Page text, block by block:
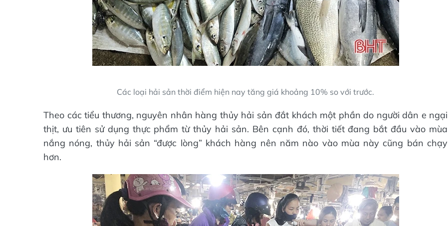
Các loại hải sản thời điểm hiện nay tăng giá khoảng 10% so với trước.
Theo các tiểu thương, nguyên nhân hàng thủy hải sản đắt khách một phần do người dân e ngại
thịt, ưu tiên sử dụng thực phẩm từ thủy hải sản. Bên cạnh đó, thời tiết đang bắt đầu vào mùa
nắng nóng, thủy hải sản “được lòng” khách hàng nên năm nào vào mùa này cũng bán chạy
hơn.